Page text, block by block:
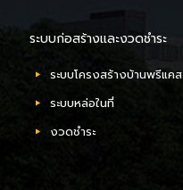
ระบบก่อสร้างและงวดชำระ
ระบบโครงสร้างบ้านพรีแคส
ระบบหล่อในที่
งวดชำระ